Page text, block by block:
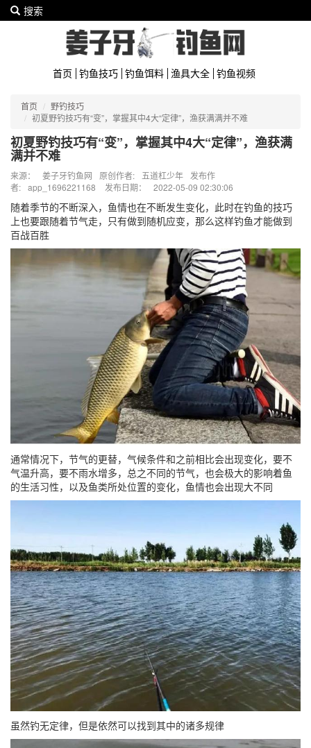
搜索
首页 钓鱼技巧 钓鱼饵料 渔具大全 钓鱼视频
首页
野钓技巧
初夏野钓技巧有“变”，掌握其中4大“定律”，渔获满满并不难
初夏野钓技巧有“变”，掌握其中4大“定律”，渔获满
满并不难
来源： 姜子牙钓鱼网 原创作者: 五道杠少年
发布作
者: app_1696221168 发布日期： 2022-05-09 02:30:06
随着季节的不断深入，鱼情也在不断发生变化，此时在钓鱼的技巧
上也要跟随着节气走，只有做到随机应变，那么这样钓鱼才能做到
百战百胜
通常情况下，节气的更替，气候条件和之前相比会出现变化，要不
气温升高，要不雨水增多，总之不同的节气，也会极大的影响着鱼
的生活习性，以及鱼类所处位置的变化，鱼情也会出现大不同
虽然钓无定律，但是依然可以找到其中的诸多规律